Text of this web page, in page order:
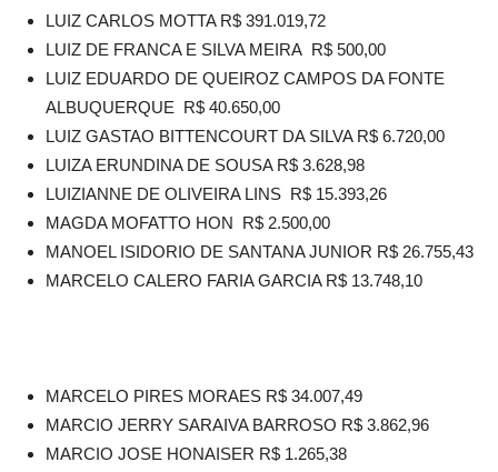
LUIZ CARLOS MOTTA R$ 391.019,72
LUIZ DE FRANCA E SILVA MEIRA R$ 500,00
LUIZ EDUARDO DE QUEIROZ CAMPOS DA FONTE
ALBUQUERQUE R$ 40.650,00
LUIZ GASTAO BITTENCOURT DA SILVA R$ 6.720,00
LUIZA ERUNDINA DE SOUSA R$ 3.628,98
LUIZIANNE DE OLIVEIRA LINS R$ 15.393,26
MAGDA MOFATTO HON R$ 2.500,00
MANOEL ISIDORIO DE SANTANA JUNIOR R$ 26.755,43
MARCELO CALERO FARIA GARCIA R$ 13.748,10
MARCELO PIRES MORAES R$ 34.007,49
MARCIO JERRY SARAIVA BARROSO R$ 3.862,96
MARCIO JOSE HONAISER R$ 1.265,38